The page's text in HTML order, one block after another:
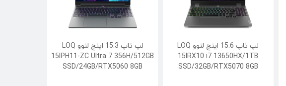
لپ تاپ 15.6 اینچ لنوو LOQ
15IRX10 i7 13650HX/1TB
SSD/32GB/RTX5070 8GB
لپ تاپ 15.3 اینچ لنوو LOQ
15IPH11-ZC Ultra 7 356H/512GB
SSD/24GB/RTX5060 8GB